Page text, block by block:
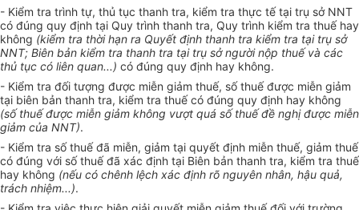
- Kiểm tra trình tự, thủ tục thanh tra, kiểm tra thực tế tại trụ sở NNT
có đúng quy định tại Quy trình thanh tra, Quy trình kiểm tra thuế hay
không (kiểm tra thời hạn ra Quyết định thanh tra kiểm tra tại trụ sở
NNT; Biên bản kiểm tra thanh tra tại trụ sở người nộp thuế và các
thủ tục có liên quan...) có đúng quy định hay không.
- Kiểm tra đối tượng được miễn giảm thuế, số thuế được miễn giảm
tại biên bản thanh tra, kiểm tra thuế có đúng quy định hay không
(số thuế được miễn giảm không vượt quá sốthuế đề nghị được miễn
giảm của NNT).
- Kiểm tra số thuế đã miễn, giảm tại quyết định miễn thuế, giảm thuế
có đúng với số thuế đã xác định tại Biên bản thanh tra, kiểm tra thuế
hay không (nếu có chênh lệch xác định rõ nguyên nhân, hậu quả,
trách nhiệm...).